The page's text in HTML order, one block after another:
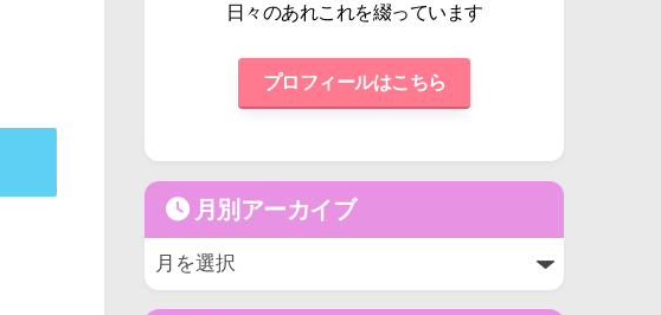
日々のあれこれを綴っています
プロフィールはこちら
月別アーカイブ